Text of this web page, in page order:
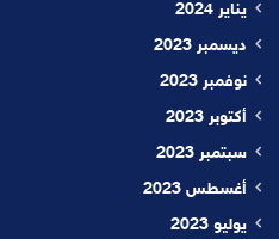
يناير 2024
ديسمبر 2023
نوفمبر 2023
أكتوبر 2023
سبتمبر 2023
أغسطس 2023
يوليو 2023